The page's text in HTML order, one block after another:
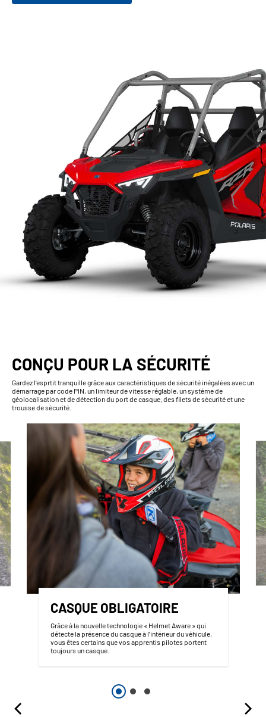
CONÇU POUR LA SÉCURITÉ
Gardez l'esprtit tranquille grâce aux caractéristiques de sécurité inégalées avec un
démarrage par code PIN, un limiteur de vitesse réglable, un système de
géolocalisation et de détection du port de casque, des filets de sécurité et une
trousse de sécurité.
CASQUE OBLIGATOIRE
Grâce à la nouvelle technologie « Helmet Aware » qui
détecte la présence du casque à l’intérieur du véhicule,
vous êtes certains que vos apprentis pilotes portent
toujours un casque.